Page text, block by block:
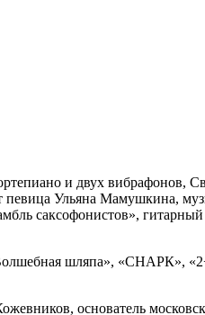
и двух вибрафонов,
Ульяна Мамушкина,
саксофонистов»,
шляпа», «СНАРК»,
основатель